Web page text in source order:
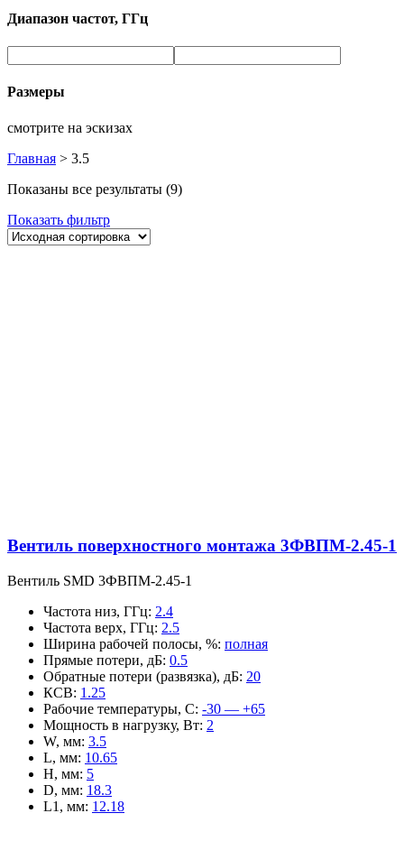
Диапазон частот, ГГц
Размеры
смотрите на эскизах
Главная > 3.5
Показаны все результаты (9)
Показать фильтр
Вентиль поверхностного монтажа 3ФВПМ-2.45-1
Вентиль SMD 3ФВПМ-2.45-1
Частота низ, ГГц: 2.4
Частота верх, ГГц: 2.5
Ширина рабочей полосы, %: полная
Прямые потери, дБ: 0.5
Обратные потери (развязка), дБ: 20
КСВ: 1.25
Рабочие температуры, С: -30 — +65
Мощность в нагрузку, Вт: 2
W, мм: 3.5
L, мм: 10.65
H, мм: 5
D, мм: 18.3
L1, мм: 12.18